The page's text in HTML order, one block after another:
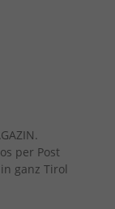
per Post
ganz Tirol